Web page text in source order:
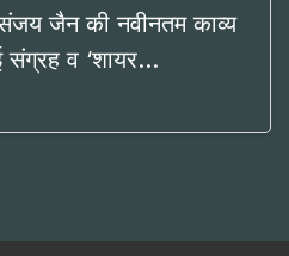
जैन की नवीनतम काव्य
संग्रह व ‘शायर…